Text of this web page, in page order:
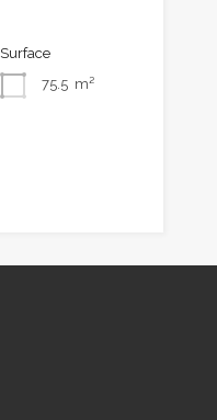
Surface
75.5 m²